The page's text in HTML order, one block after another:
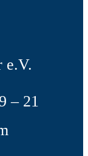
e.V.
– 21